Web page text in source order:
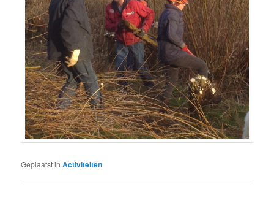
Geplaatst in Activiteiten